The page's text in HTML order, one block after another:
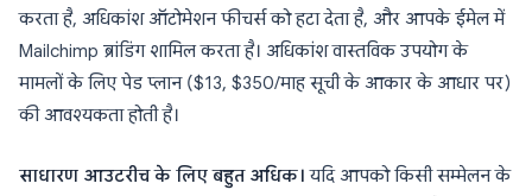
करता है, अधिकांश ऑटोमेशन फीचर्स को हटा देता है, और आपके ईमेल में
Mailchimp ब्रांडिंग शामिल करता है। अधिकांश वास्तविक उपयोग के
मामलों के लिए पेड प्लान ($13, $350/माह सूची के आकार के आधार पर)
की आवश्यकता होती है।
साधारण आउटरीच के लिए बहुत अधिक। यदि आपको किसी सम्मेलन के